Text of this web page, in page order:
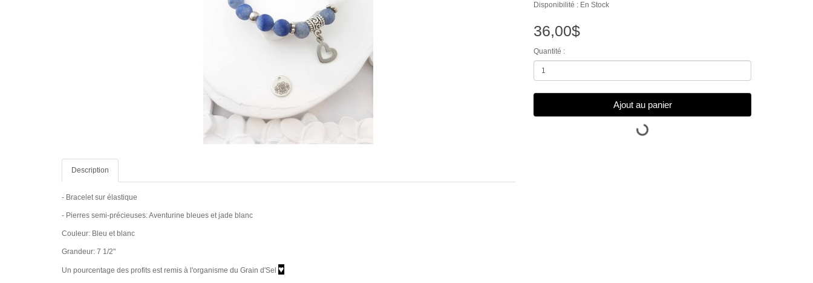
Description
- Bracelet sur élastique
- Pierres semi-précieuses: Aventurine bleues et jade blanc
Couleur: Bleu et blanc
Grandeur: 7 1/2"
Un pourcentage des profits est remis à l'organisme du Grain d'Sel ♥
Disponibilité : En Stock
36,00$
Quantité :
Ajout au panier